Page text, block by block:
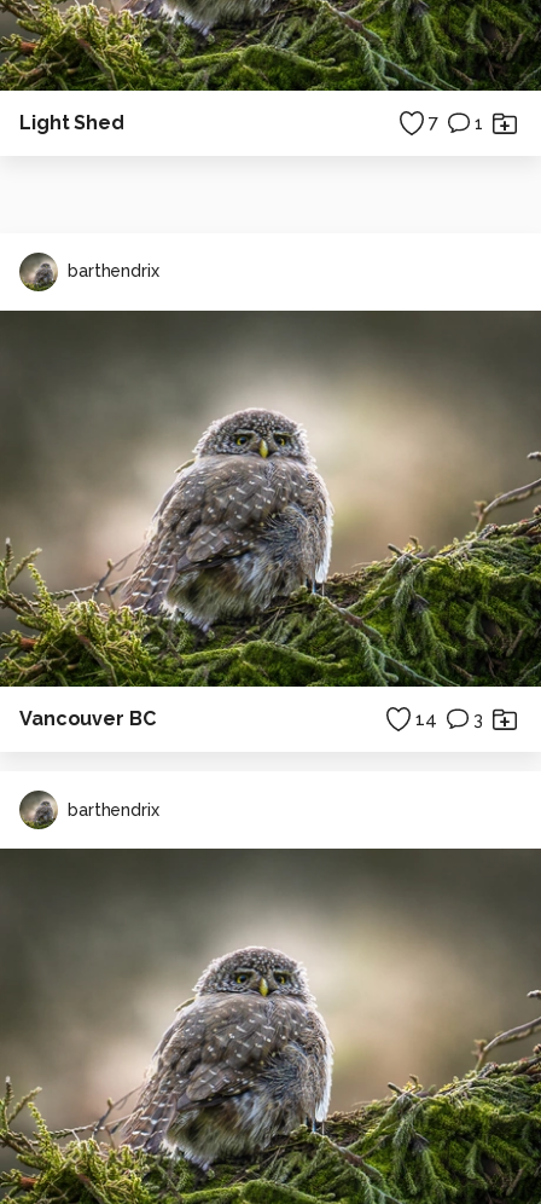
Light Shed 7 1
barthendrix
Vancouver BC 14 3
barthendrix